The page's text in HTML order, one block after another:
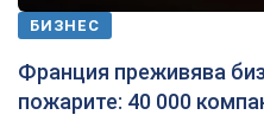
БИЗНЕС
Франция преживява
пожарите: 40 000